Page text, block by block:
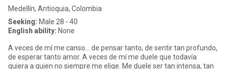
Medellín, Antioquia, Colombia
Seeking: Male 28 - 40
English ability: None
A veces de mí me canso… de pensar tanto, de sentir tan profundo,
de esperar tanto amor. A veces de mí me duele que todavía
quiera a quien no siempre me elige. Me duele ser tan intensa, tan